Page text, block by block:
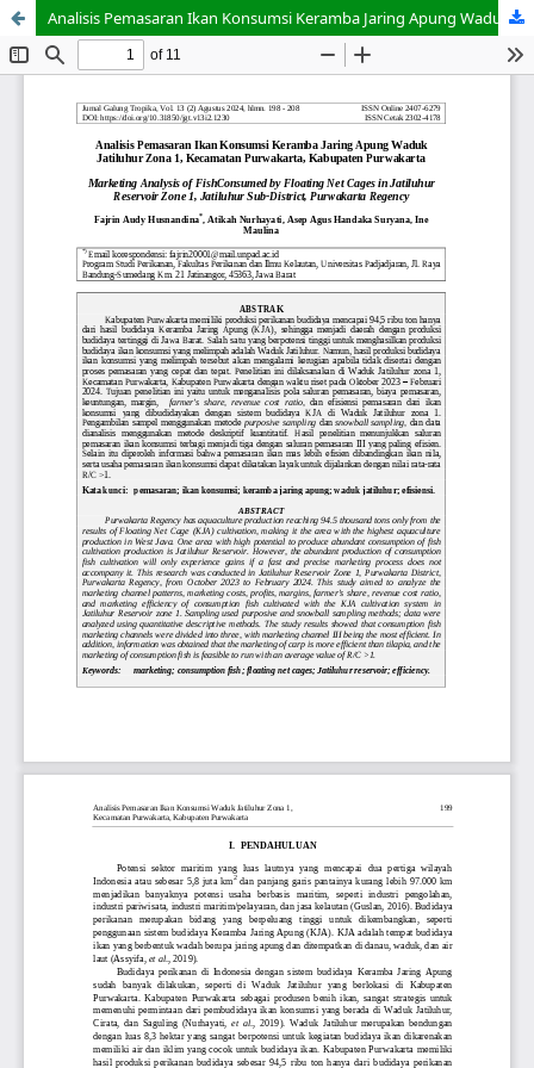
Analisis Pemasaran Ikan Konsumsi Keramba Jaring Apung Waduk Jatiluhur Zona 1, Kecamatan Purwakarta, Kabupaten Purwakarta